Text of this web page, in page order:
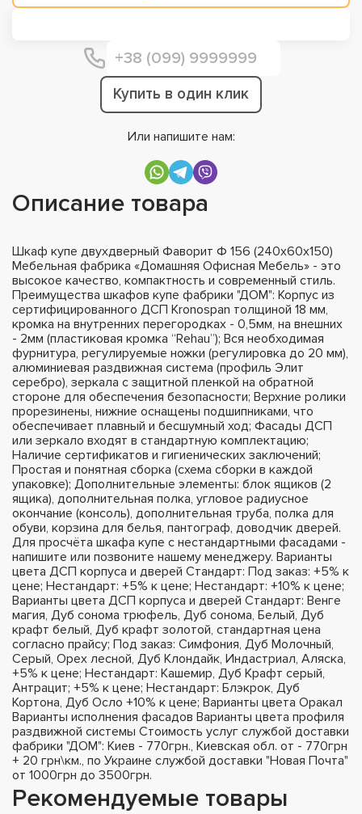
Купить в один клик
Или напишите нам:
Описание товара
Шкаф купе двухдверный Фаворит Ф 156 (240х60х150)
Мебельная фабрика «Домашняя Офисная Мебель» - это
высокое качество, компактность и современный стиль.
Преимущества шкафов купе фабрики "ДОМ": Корпус из
сертифицированного ДСП Kronospan толщиной 18 мм,
кромка на внутренних перегородках - 0,5мм, на внешних
- 2мм (пластиковая кромка “Rehau”); Вся необходимая
фурнитура, регулируемые ножки (регулировка до 20 мм),
алюминиевая раздвижная система (профиль Элит
серебро), зеркала с защитной пленкой на обратной
стороне для обеспечения безопасности; Верхние ролики
прорезинены, нижние оснащены подшипниками, что
обеспечивает плавный и бесшумный ход; Фасады ДСП
или зеркало входят в стандартную комплектацию;
Наличие сертификатов и гигиенических заключений;
Простая и понятная сборка (схема сборки в каждой
упаковке); Дополнительные элементы: блок ящиков (2
ящика), дополнительная полка, угловое радиусное
окончание (консоль), дополнительная труба, полка для
обуви, корзина для белья, пантограф, доводчик дверей.
Для просчёта шкафа купе с нестандартными фасадами -
напишите или позвоните нашему менеджеру. Варианты
цвета ДСП корпуса и дверей Стандарт: Под заказ: +5% к
цене; Нестандарт: +5% к цене; Нестандарт: +10% к цене;
Варианты цвета ДСП корпуса и дверей Стандарт: Венге
магия, Дуб сонома трюфель, Дуб сонома, Белый, Дуб
крафт белый, Дуб крафт золотой, стандартная цена
согласно прайсу; Под заказ: Симфония, Дуб Молочный,
Серый, Орех лесной, Дуб Клондайк, Индастриал, Аляска,
+5% к цене; Нестандарт: Кашемир, Дуб Крафт серый,
Антрацит; +5% к цене; Нестандарт: Блэкрок, Дуб
Кортона, Дуб Осло +10% к цене; Варианты цвета Оракал
Варианты исполнения фасадов Варианты цвета профиля
раздвижной системы Стоимость услуг службой доставки
фабрики "ДОМ": Киев - 770грн., Киевская обл. от - 770грн
+ 20 грн\км., по Украине службой доставки "Новая Почта"
от 1000грн до 3500грн.
Рекомендуемые товары